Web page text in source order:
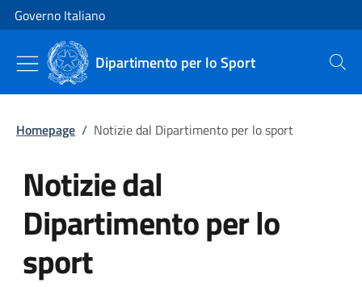
Vai al contenuto
Vai alla navigazione del sito
Governo Italiano
Dipartimento per lo Sport Cerca
Homepage / Notizie dal Dipartimento per lo sport
Notizie dal
Dipartimento per lo
sport